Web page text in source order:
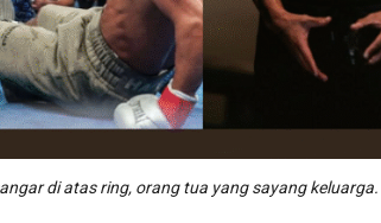
di atas ring, orang tua yang sayang keluarga.